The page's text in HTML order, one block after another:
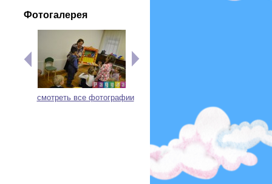
Фотогалерея
смотреть все фотографии